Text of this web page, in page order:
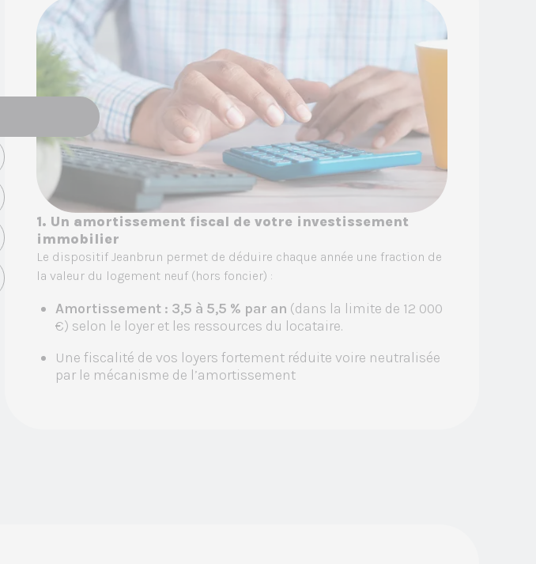
1. Un amortissement fiscal de votre investissement
immobilier
Le dispositif Jeanbrun permet de déduire chaque année une fraction de
la valeur du logement neuf (hors foncier) :
Amortissement : 3,5 à 5,5 % par an (dans la limite de 12 000
€) selon le loyer et les ressources du locataire.
Une fiscalité de vos loyers fortement réduite voire neutralisée
par le mécanisme de l’amortissement